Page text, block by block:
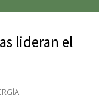
lideran el